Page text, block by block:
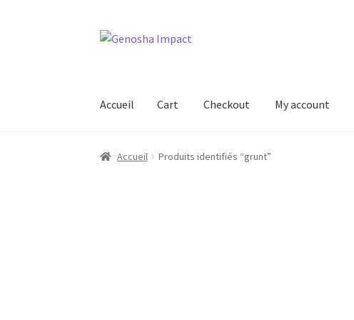
Aller
Aller
Accueil Cart Checkout My account
Accueil Cart Checkout My account Shop
Accueil Produits identifiés “grunt”